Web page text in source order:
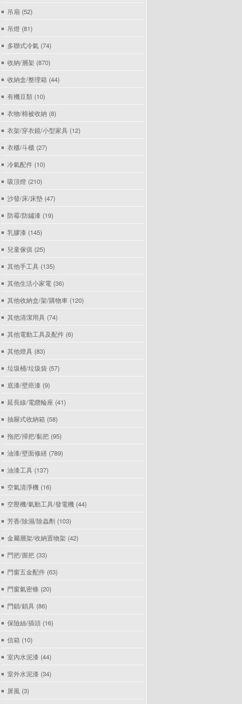
吊扇 (52)
吊燈 (81)
多聯式冷氣 (74)
收納/層架 (870)
收納盒/整理箱 (44)
有機豆類 (10)
衣物/棉被收納 (8)
衣架/穿衣鏡/小型家具 (12)
衣櫃/斗櫃 (27)
冷氣配件 (10)
吸頂燈 (210)
沙發/床/床墊 (47)
防霉/防鏽漆 (19)
乳膠漆 (145)
兒童傢俱 (25)
其他手工具 (135)
其他生活小家電 (36)
其他收納盒/架/購物車 (120)
其他清潔用具 (74)
其他電動工具及配件 (6)
其他燈具 (83)
垃圾桶/垃圾袋 (57)
底漆/壁癌漆 (9)
延長線/電纜輪座 (41)
抽屜式收納箱 (58)
拖把/掃把/黏把 (95)
油漆/壁面修繕 (789)
油漆工具 (137)
空氣清淨機 (16)
空壓機/氣動工具/發電機 (44)
芳香/除濕/除蟲劑 (103)
金屬層架/收納置物架 (42)
門把/握把 (33)
門窗五金配件 (63)
門窗氣密條 (20)
門鎖/鎖具 (86)
保險絲/插頭 (16)
信箱 (10)
室內水泥漆 (44)
室外水泥漆 (34)
屏風 (3)